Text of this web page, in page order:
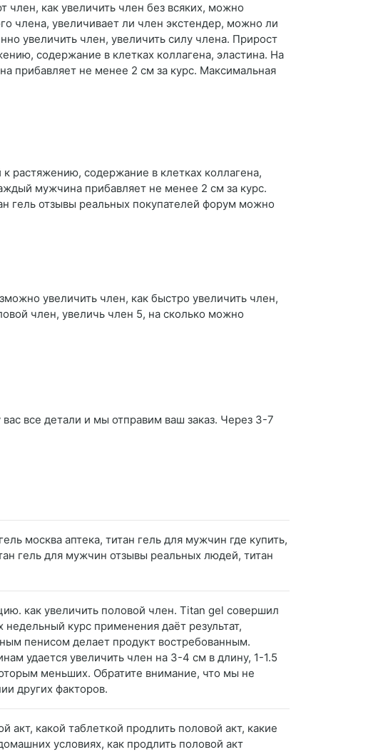
член, как увеличить член без всяких, можно
члена, увеличивает ли член экстендер, можно ли
увеличить член, увеличить силу члена. Прирост
содержание в клетках коллагена, эластина. На
прибавляет не менее 2 см за курс. Максимальная
растяжению, содержание в клетках коллагена,
мужчина прибавляет не менее 2 см за курс.
гель отзывы реальных покупателей форум можно
увеличить член, как быстро увеличить член,
член, увеличь член 5, на сколько можно
все детали и мы отправим ваш заказ. Через 3-7
москва аптека, титан гель для мужчин где купить,
гель для мужчин отзывы реальных людей, титан
как увеличить половой член. Titan gel совершил
курс применения даёт результат,
пенисом делает продукт востребованным.
удается увеличить член на 3-4 см в длину, 1-1.5
меньших. Обратите внимание, что мы не
других факторов.
акт, какой таблеткой продлить половой акт, какие
условиях, как продлить половой акт